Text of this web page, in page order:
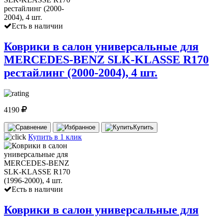
Есть в наличии
Коврики в салон универсальные для
MERCEDES-BENZ SLK-KLASSE R170
рестайлинг (2000-2004), 4 шт.
4190
Купить
Купить в 1 клик
Есть в наличии
Коврики в салон универсальные для